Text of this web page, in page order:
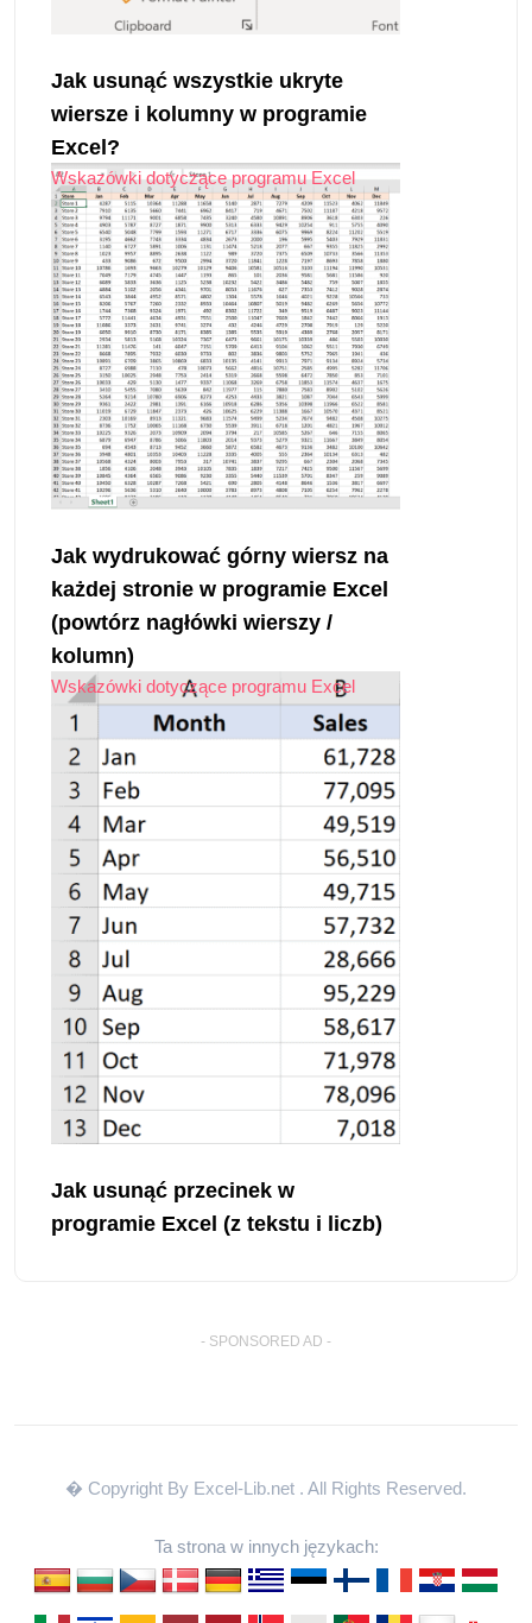
Jak usunąć wszystkie ukryte
wiersze i kolumny w programie
Excel?
Wskazówki dotyczące programu Excel
Jak wydrukować górny wiersz na
każdej stronie w programie Excel
(powtórz nagłówki wierszy /
kolumn)
Wskazówki dotyczące programu Excel
Jak usunąć przecinek w
programie Excel (z tekstu i liczb)
- SPONSORED AD -
� Copyright By Excel-Lib.net . All Rights Reserved.
Ta strona w innych językach: